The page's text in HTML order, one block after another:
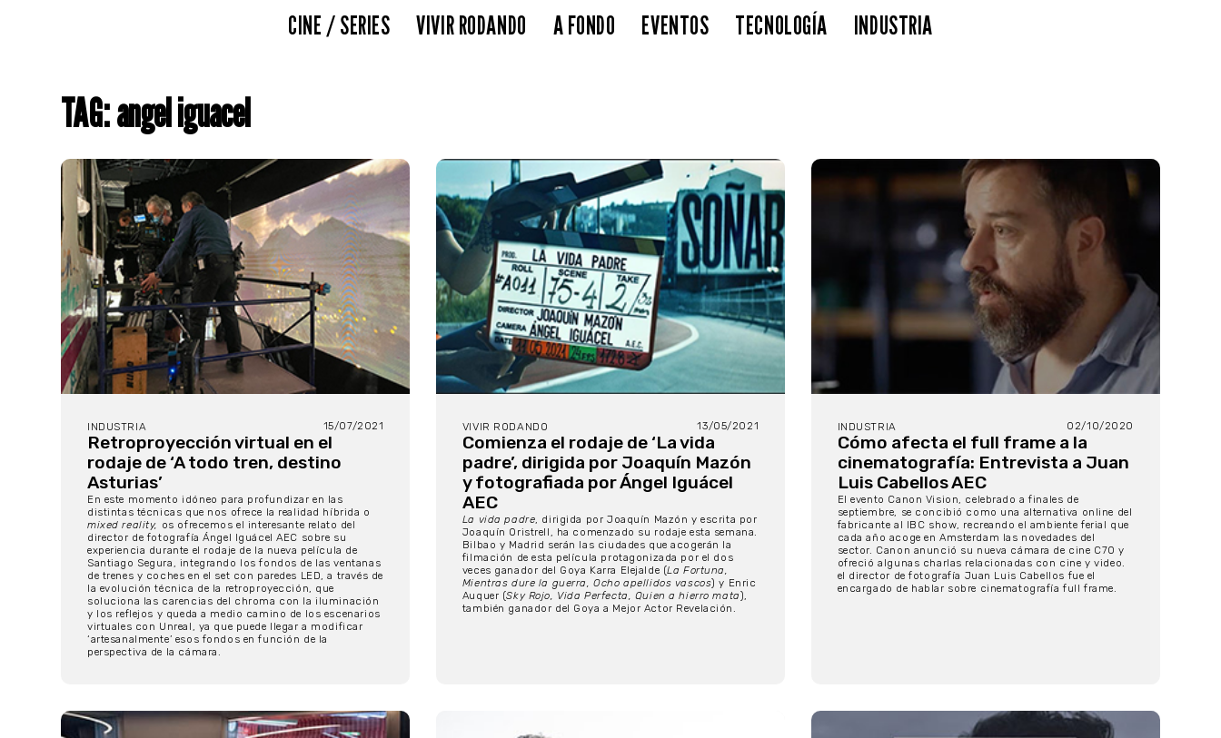
CINE / SERIES VIVIR RODANDO A FONDO EVENTOS TECNOLOGÍA INDUSTRIA
TAG: angel iguacel
INDUSTRIA 15/07/2021
Retroproyección virtual en el
rodaje de ‘A todo tren, destino
Asturias’
En este momento idóneo para profundizar en las
distintas técnicas que nos ofrece la realidad híbrida o
mixed reality, os ofrecemos el interesante relato del
director de fotografía Ángel Iguácel AEC sobre su
experiencia durante el rodaje de la nueva película de
Santiago Segura, integrando los fondos de las ventanas
de trenes y coches en el set con paredes LED, a través de
la evolución técnica de la retroproyección, que
soluciona las carencias del chroma con la iluminación
y los reflejos y queda a medio camino de los escenarios
virtuales con Unreal, ya que puede llegar a modificar
‘artesanalmente’ esos fondos en función de la
perspectiva de la cámara.
VIVIR RODANDO 13/05/2021
Comienza el rodaje de ‘La vida
padre’, dirigida por Joaquín Mazón
y fotografiada por Ángel Iguácel
AEC
La vida padre, dirigida por Joaquín Mazón y escrita por
Joaquín Oristrell, ha comenzado su rodaje esta semana.
Bilbao y Madrid serán las ciudades que acogerán la
filmación de esta película protagonizada por el dos
veces ganador del Goya Karra Elejalde (La Fortuna,
Mientras dure la guerra, Ocho apellidos vascos) y Enric
Auquer (Sky Rojo, Vida Perfecta, Quien a hierro mata),
también ganador del Goya a Mejor Actor Revelación.
INDUSTRIA 02/10/2020
Cómo afecta el full frame a la
cinematografía: Entrevista a Juan
Luis Cabellos AEC
El evento Canon Vision, celebrado a finales de
septiembre, se concibió como una alternativa online del
fabricante al IBC show, recreando el ambiente ferial que
cada año acoge en Amsterdam las novedades del
sector. Canon anunció su nueva cámara de cine C70 y
ofreció algunas charlas relacionadas con cine y video.
el director de fotografía Juan Luis Cabellos fue el
encargado de hablar sobre cinematografía full frame.